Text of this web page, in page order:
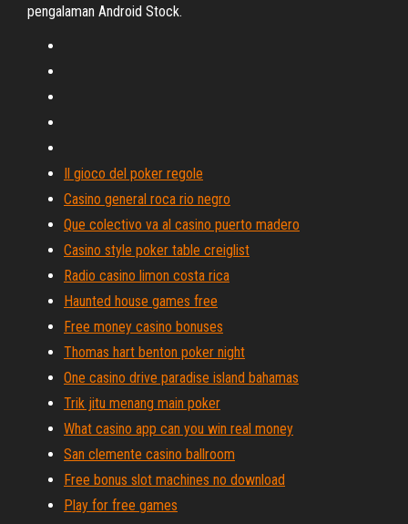
pengalaman Android Stock.
Il gioco del poker regole
Casino general roca rio negro
Que colectivo va al casino puerto madero
Casino style poker table creiglist
Radio casino limon costa rica
Haunted house games free
Free money casino bonuses
Thomas hart benton poker night
One casino drive paradise island bahamas
Trik jitu menang main poker
What casino app can you win real money
San clemente casino ballroom
Free bonus slot machines no download
Play for free games